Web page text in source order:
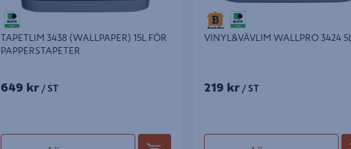
TAPETLIM 3438 (WALLPAPER) 15L FÖR
PAPPERSTAPETER
649 kr / ST
VINYL&VÄVLIM WALLPRO 3424 5L
219 kr / ST